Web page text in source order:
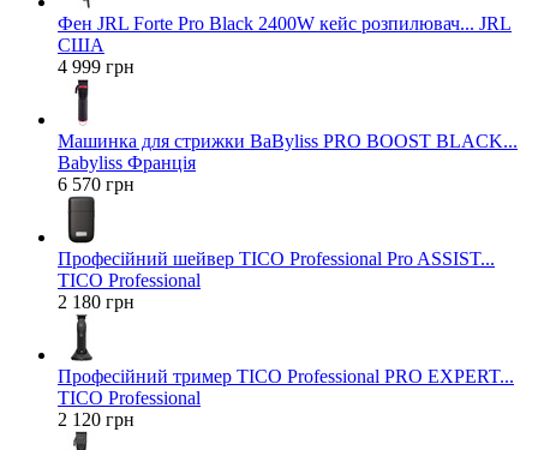
Фен JRL Forte Pro Black 2400W кейс розпилювач... JRL
США
4 999 грн
Машинка для стрижки BaByliss PRO BOOST BLACK...
Babyliss Франція
6 570 грн
Професійний шейвер TICO Professional Pro ASSIST...
TICO Professional
2 180 грн
Професійний тример TICO Professional PRO EXPERT...
TICO Professional
2 120 грн